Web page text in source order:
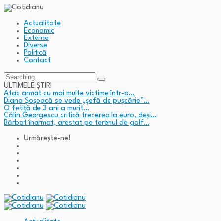
Actualitate
Economic
Externe
Diverse
Politică
Contact
Search
for:
ULTIMELE ȘTIRI
Atac armat cu mai multe victime într-o…
Diana Șoșoacă se vede „șefă de pușcărie”…
O fetiță de 3 ani a murit…
Călin Georgescu critică trecerea la euro, deși…
Bărbat înarmat, arestat pe terenul de golf…
Urmărește-ne!